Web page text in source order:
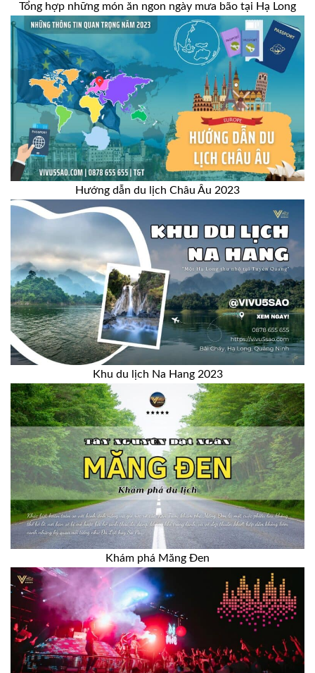
Tổng hợp những món ăn ngon ngày mưa bão tại Hạ Long
Hướng dẫn du lịch Châu Âu 2023
Khu du lịch Na Hang 2023
Khám phá Măng Đen